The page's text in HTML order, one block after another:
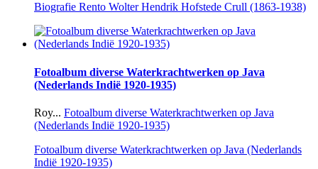
Biografie Rento Wolter Hendrik Hofstede Crull (1863-1938)
Fotoalbum diverse Waterkrachtwerken op Java
(Nederlands Indië 1920-1935)
Roy... Fotoalbum diverse Waterkrachtwerken op Java
(Nederlands Indië 1920-1935)
Fotoalbum diverse Waterkrachtwerken op Java (Nederlands
Indië 1920-1935)